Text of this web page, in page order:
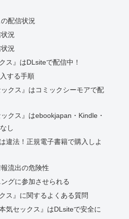
配信状況
況
況
ス』はDLsiteで配信中！
する手順
ックス』はコミックシーモアで配
ックス』はebookjapan・Kindle・
し
違法！正規電子書籍で購入しよ
流出の危険性
グに参加させられる
ス』に関するよくある質問
気セックス』はDLsiteで安全に